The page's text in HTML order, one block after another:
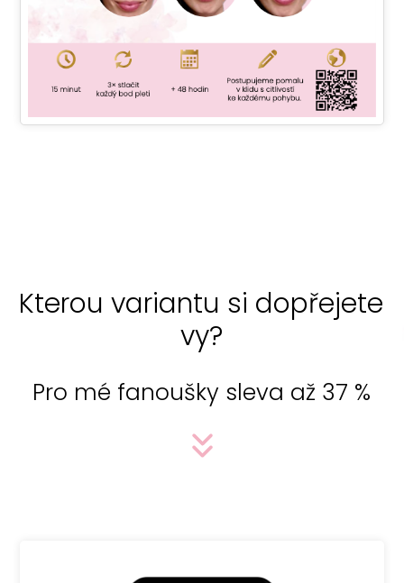
Kterou variantu si dopřejete
vy?
Pro mé fanoušky sleva až 37 %